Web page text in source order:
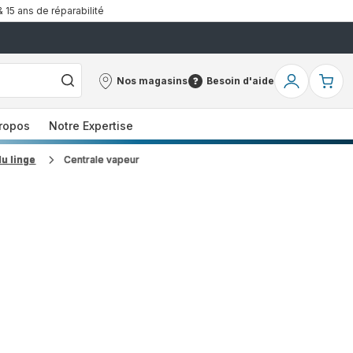
15 ans de réparabilité
Nos magasins
Nos
Besoin d'aide
Besoin
Mon
Notre Expertise
linge Centrale vapeur